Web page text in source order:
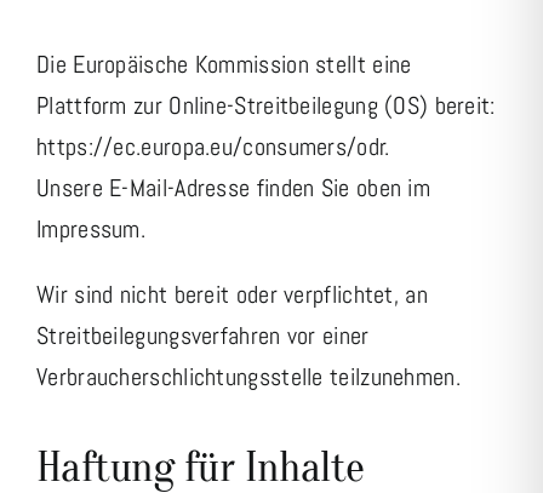
Die Europäische Kommission stellt eine
Plattform zur Online-Streitbeilegung (OS) bereit:
https://ec.europa.eu/consumers/odr.
Unsere E-Mail-Adresse finden Sie oben im
Impressum.
Wir sind nicht bereit oder verpflichtet, an
Streitbeilegungsverfahren vor einer
Verbraucherschlichtungsstelle teilzunehmen.
Haftung für Inhalte